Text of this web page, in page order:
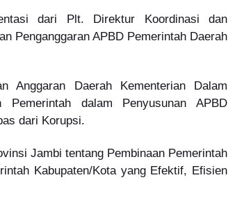
dari Plt. Direktur Koordinasi dan
Penganggaran APBD Pemerintah Daerah
Anggaran Daerah Kementerian Dalam
Pemerintah dalam Penyusunan APBD
dari Korupsi.
Jambi tentang Pembinaan Pemerintah
Kabupaten/Kota yang Efektif, Efisien